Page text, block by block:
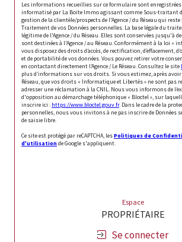
Les informations recueillies sur ce formulaire sont
informatisé par La Boite Immo agissant comme Sous-traitant
gestion de la clientèle/prospects de l'Agence / du Réseau qui reste
Traitement de vos Données personnelles. La base légale du
légitime de l'Agence / du Réseau. Elles sont conservées jusqu'à
sont destinées à l'Agence / au Réseau. Conformément à la loi «
vous disposez des droits d’accès, de rectification, d’effacement,
et de portabilité de vos données. Vous pouvez retirer votre
en contactant directement l’Agence / Le Réseau. Consultez le site
plus d’informations sur vos droits. Si vous estimez, après avoir
Réseau, que vos droits « Informatique et Libertés » ne sont pas
adresser une réclamation à la CNIL. Nous vous informons de
d'opposition au démarchage téléphonique « Bloctel », sur
inscrire ici : https://www.bloctel.gouv.fr. Dans le cadre de la
personnelles, nous vous invitons à ne pas inscrire de Données
de saisie libre.
Ce site est protégé par reCAPTCHA, lesPolitiques de
d'utilisationde Google s'appliquent.
Espace
PROPRIÉTAIRE
Se connecter